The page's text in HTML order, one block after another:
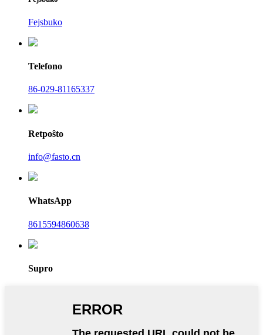
Fejsbuko
Telefono
86-029-81165337
Retpoŝto
info@fasto.cn
WhatsApp
8615594860638
Supro